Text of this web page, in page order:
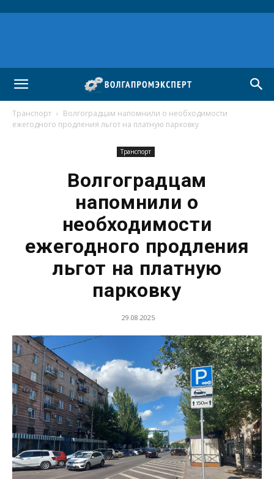
Транспорт
Волгоградцам напомнили о необходимости
ежегодного продления льгот на платную парковку
Транспорт
Волгоградцам
напомнили о
необходимости
ежегодного продления
льгот на платную
парковку
29.08.2025